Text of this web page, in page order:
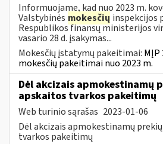
Informuojame, kad nuo 2023 m.
Valstybinės mokesčių inspekcijos
Respublikos finansų ministerijos
vasario 28 d. įsakymas...
Mokesčių įstatymų pakeitimai: MĮP
mokesčių pakeitimai nuo 2023 m.
Dėl akcizais apmokestinamų
apskaitos tvarkos pakeitimų
Web turinio sąrašas 2023-01-06
Dėl akcizais apmokestinamų
tvarkos pakeitimų